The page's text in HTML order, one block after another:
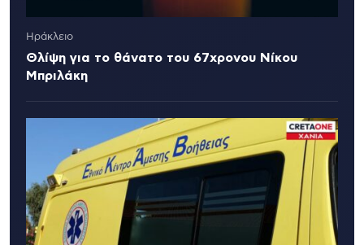
Ηράκλειο
Θλίψη για το θάνατο του 67χρονου Νίκου
Μπριλάκη